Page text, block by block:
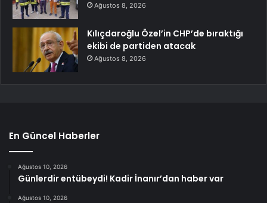
Ağustos 8, 2026
Kılıçdaroğlu Özel’in CHP’de bıraktığı
ekibi de partiden atacak
Ağustos 8, 2026
En Güncel Haberler
Ağustos 10, 2026
Günlerdir entübeydi! Kadir İnanır’dan haber var
Ağustos 10, 2026